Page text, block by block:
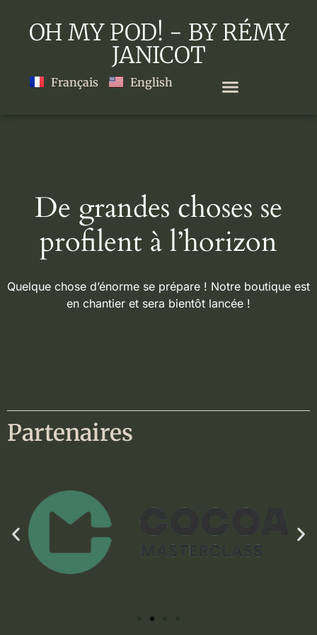
OH MY POD! - BY RÉMY
JANICOT
Français English
De grandes choses se
profilent à l’horizon
Quelque chose d’énorme se prépare ! Notre boutique est
en chantier et sera bientôt lancée !
Partenaires